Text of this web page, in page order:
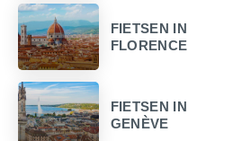
FIETSEN IN
FLORENCE
FIETSEN IN
GENÈVE